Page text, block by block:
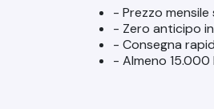
- Prezzo
- Zero anticipo
- Consegna
- Almeno 15.000